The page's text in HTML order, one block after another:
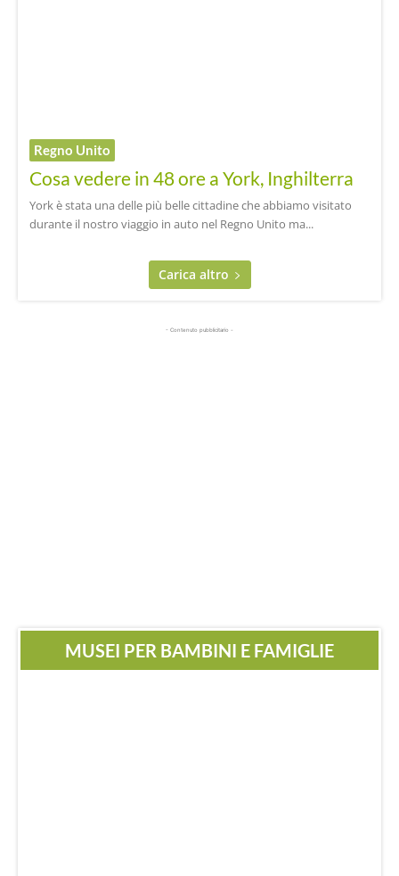
Regno Unito
Cosa vedere in 48 ore a York, Inghilterra
York è stata una delle più belle cittadine che abbiamo visitato
durante il nostro viaggio in auto nel Regno Unito ma...
Carica altro
- Contenuto pubblicitario -
MUSEI PER BAMBINI E FAMIGLIE